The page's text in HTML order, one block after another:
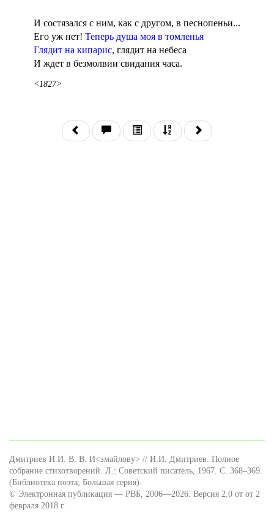
И состязался с ним, как с другом, в песнопеньи...
Его уж нет! Теперь душа моя в томленья
Глядит на кипарис, глядит на небеса
И ждет в безмолвии свидания часа.
<1827>
Дмитриев И.И. В. В. И<змайлову> // И.И. Дмитриев. Полное
собрание стихотворений. Л.: Советский писатель, 1967. С. 368–369.
(Библиотека поэта; Большая серия).
© Электронная публикация — РВБ, 2006—2026. Версия 2.0 от от 2
февраля 2018 г.